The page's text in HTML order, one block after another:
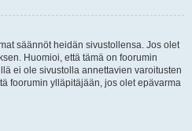
säännöt heidän sivustollensa. Jos olet
Huomioi, että tämä on foorumin
ei ole sivustolla annettavien varoitusten
foorumin ylläpitäjään, jos olet epävarma